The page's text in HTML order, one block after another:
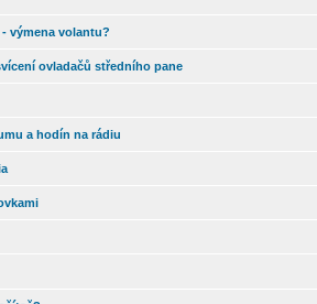
výmena volantu?
ovladačů středního pane
a hodín na rádiu